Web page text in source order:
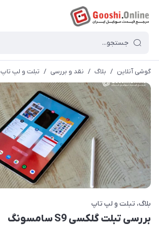
گوشی آنلاین / بلاگ / نقد و بررسی / تبلت و لپ تاپ
بلاگ تبلت و لپ تاپ
بررسی تبلت گلکسی ‏S9‎‏ سامسونگ